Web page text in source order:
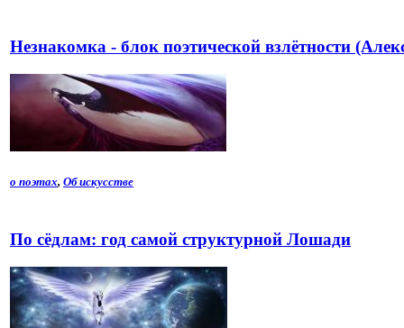
Незнакомка - блок поэтической взлётности
о поэтах, Об искусстве
По сёдлам: год самой структурной Лошади